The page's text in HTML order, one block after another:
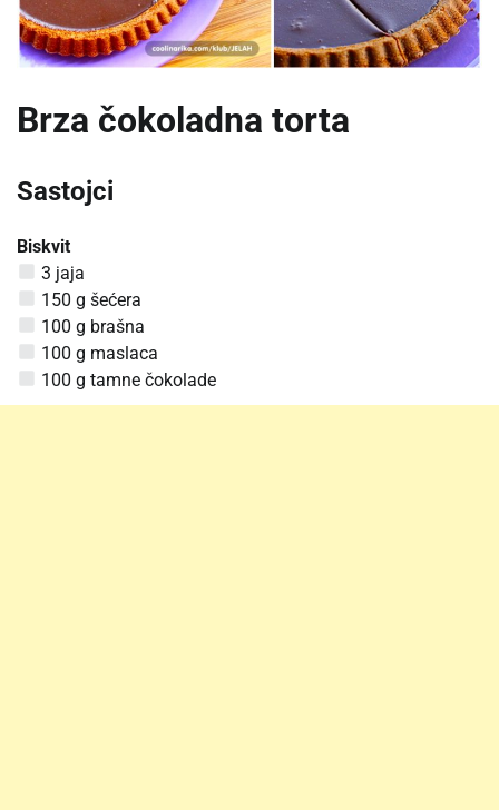
Brza čokoladna torta
Sastojci
Biskvit
3 jaja
150 g šećera
100 g brašna
100 g maslaca
100 g tamne čokolade